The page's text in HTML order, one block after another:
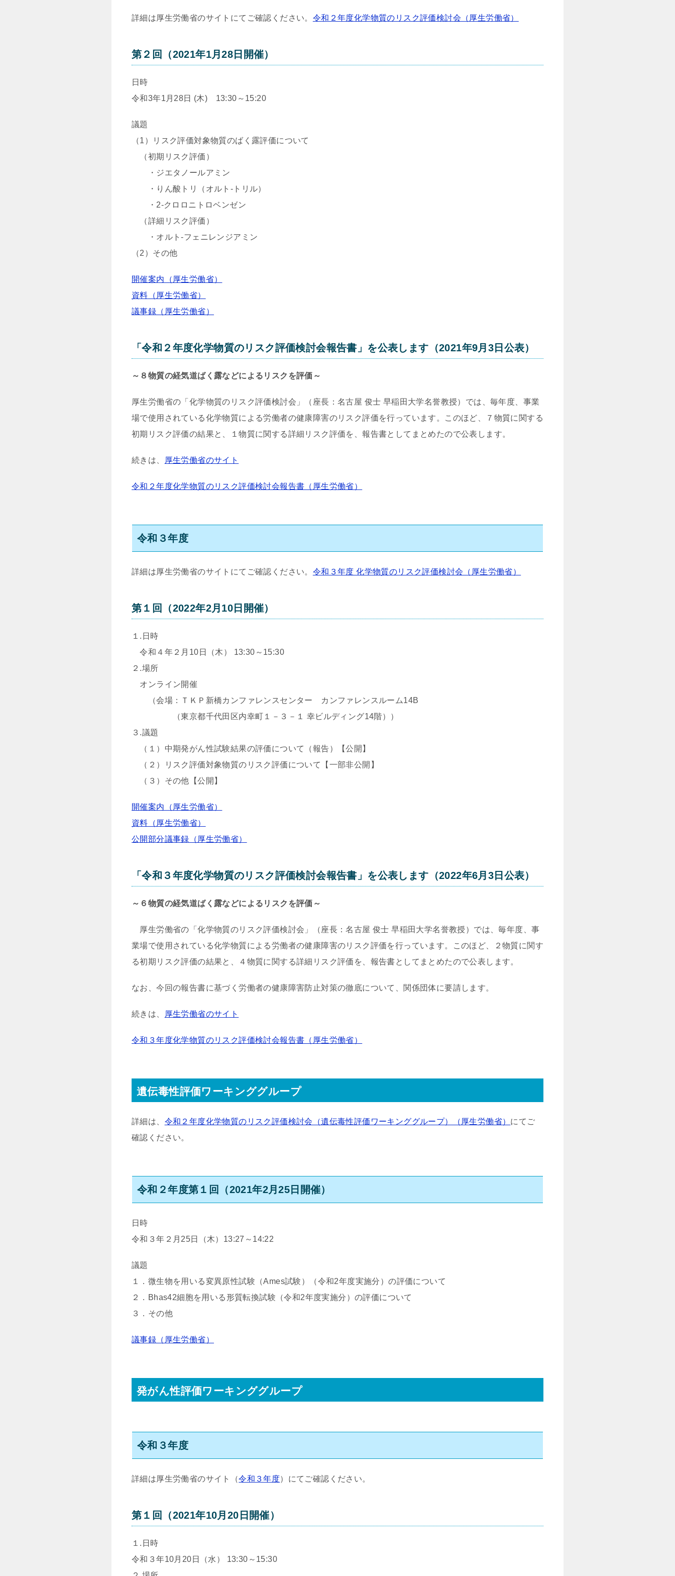
詳細は厚生労働省のサイトにてご確認ください。 令和２年度化学物質のリスク評価検討会（厚生労働省）
第２回（2021年1月28日開催）
日時
令和3年1月28日 (木) 13:30～15:20
議題
（1）リスク評価対象物質のばく露評価について
（初期リスク評価）
・ジエタノールアミン
・りん酸トリ（オルト-トリル）
・2-クロロニトロベンゼン
（詳細リスク評価）
・オルト-フェニレンジアミン
（2）その他
開催案内（厚生労働省）
資料（厚生労働省）
議事録（厚生労働省）
「令和２年度化学物質のリスク評価検討会報告書」を公表します（2021年9月3日公表）
～８物質の経気道ばく露などによるリスクを評価～
厚生労働省の「化学物質のリスク評価検討会」（座長：名古屋 俊士 早稲田大学名誉教授）では、毎年度、事業
場で使用されている化学物質による労働者の健康障害のリスク評価を行っています。このほど、７物質に関する
初期リスク評価の結果と、１物質に関する詳細リスク評価を、報告書としてまとめたので公表します。
続きは、 厚生労働省のサイト
令和２年度化学物質のリスク評価検討会報告書（厚生労働省）
令和３年度
詳細は厚生労働省のサイトにてご確認ください。 令和３年度 化学物質のリスク評価検討会（厚生労働省）
第１回（2022年2月10日開催）
１.日時
令和４年２月10日（木） 13:30～15:30
２.場所
オンライン開催
（会場：ＴＫＰ新橋カンファレンスセンター カンファレンスルーム14B
（東京都千代田区内幸町１－３－１ 幸ビルディング14階））
３.議題
（１）中期発がん性試験結果の評価について（報告）【公開】
（２）リスク評価対象物質のリスク評価について【一部非公開】
（３）その他【公開】
開催案内（厚生労働省）
資料（厚生労働省）
公開部分議事録（厚生労働省）
「令和３年度化学物質のリスク評価検討会報告書」を公表します（2022年6月3日公表）
～６物質の経気道ばく露などによるリスクを評価～
厚生労働省の「化学物質のリスク評価検討会」（座長：名古屋 俊士 早稲田大学名誉教授）では、毎年度、事
業場で使用されている化学物質による労働者の健康障害のリスク評価を行っています。このほど、２物質に関す
る初期リスク評価の結果と、４物質に関する詳細リスク評価を、報告書としてまとめたので公表します。
なお、今回の報告書に基づく労働者の健康障害防止対策の徹底について、関係団体に要請します。
続きは、 厚生労働省のサイト
令和３年度化学物質のリスク評価検討会報告書（厚生労働省）
遺伝毒性評価ワーキンググループ
詳細は、 令和２年度化学物質のリスク評価検討会（遺伝毒性評価ワーキンググループ）（厚生労働省） にてご
確認ください。
令和２年度第１回（2021年2月25日開催）
日時
令和３年２月25日（木）13:27～14:22
議題
１．微生物を用いる変異原性試験（Ames試験）（令和2年度実施分）の評価について
２．Bhas42細胞を用いる形質転換試験（令和2年度実施分）の評価について
３．その他
議事録（厚生労働省）
発がん性評価ワーキンググループ
令和３年度
詳細は厚生労働省のサイト（令和３年度）にてご確認ください。
第１回（2021年10月20日開催）
１.日時
令和３年10月20日（水） 13:30～15:30